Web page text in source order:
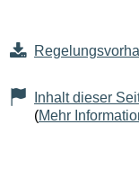
Inhalt dieser
(Mehr